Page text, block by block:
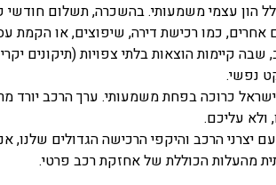
הון עצמי משמעותי. בהשכרה, תשלום
כמו רכישת דירה, שיפוצים, או הקמת
שבה קיימות הוצאות בלתי צפויות (תיקונים
נפשי.
כרוכה בפחת משמעותי. ערך הרכב יורד
ולא עליכם.
יצרני הרכב והיקפי הרכישה הגדולים שלנו,
מהעלות הכוללת של אחזקת רכב פרטי.